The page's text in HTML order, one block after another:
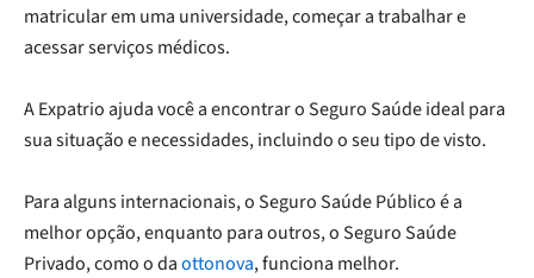
matricular em uma universidade, começar a trabalhar e
acessar serviços médicos.
A Expatrio ajuda você a encontrar o Seguro Saúde ideal para
sua situação e necessidades, incluindo o seu tipo de visto.
Para alguns internacionais, o Seguro Saúde Público é a
melhor opção, enquanto para outros, o Seguro Saúde
Privado, como o daottonova, funciona melhor.